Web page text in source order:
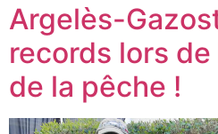
Argelès-
records lors de
de la pêche !